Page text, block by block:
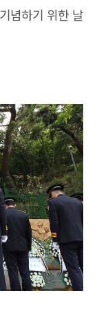
념하기 위한 날